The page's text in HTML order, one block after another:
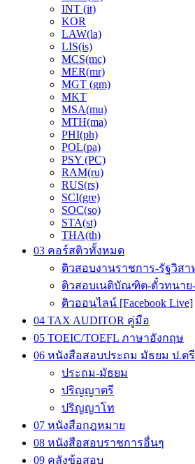
INT (it)
KOR
LAW(la)
LIS(is)
MCS(mc)
MER(mr)
MGT (gm)
MKT
MSA(mu)
MTH(ma)
PHI(ph)
POL(pa)
PSY (PC)
RAM(ru)
RUS(rs)
SCI(gre)
SOC(so)
STA(st)
THA(th)
03 คอร์สติวทั้งหมด
ติวสอบงานราชการ-รัฐวิสา
ติวสอบเนติบัณฑิต-ตั๋วทนาย
ติวออนไลน์ [Facebook Live]
04 TAX AUDITOR คู่มือ
05 TOEIC/TOEFL ภาษาอังกฤษ
06 หนังสือสอบประถม มัธยม ป.ต
ประถม-มัธยม
ปริญญาตรี
ปริญญาโท
07 หนังสือกฎหมาย
08 หนังสือสอบราชการอื่นๆ
09 คลังข้อสอบ